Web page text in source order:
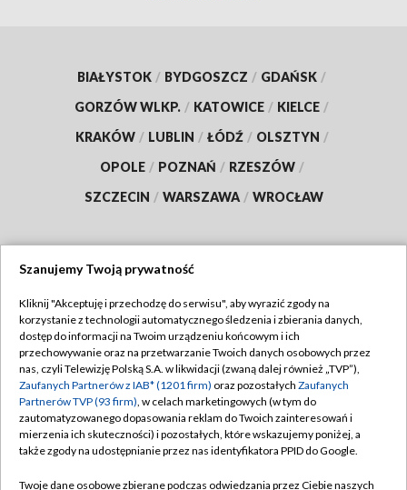
BIAŁYSTOK / BYDGOSZCZ / GDAŃSK /
GORZÓW WLKP. / KATOWICE / KIELCE /
KRAKÓW / LUBLIN / ŁÓDŹ / OLSZTYN /
OPOLE / POZNAŃ / RZESZÓW /
SZCZECIN / WARSZAWA / WROCŁAW
TVP
Abonament TVP
Emisja w TVP
Centrum informacji TVP
Naziemna Telewizja Cyfrowa
Regulamin TVP
Polityka prywatności
Moje zgody
Pomoc
Szanujemy Twoją prywatność
Kliknij "Akceptuję i przechodzę do serwisu", aby wyrazić zgody na
korzystanie z technologii automatycznego śledzenia i zbierania danych,
dostęp do informacji na Twoim urządzeniu końcowym i ich
przechowywanie oraz na przetwarzanie Twoich danych osobowych przez
nas, czyli Telewizję Polską S.A. w likwidacji (zwaną dalej również „TVP”),
Zaufanych Partnerów z IAB* (1201 firm) oraz pozostałych Zaufanych
Partnerów TVP (93 firm), w celach marketingowych (w tym do
zautomatyzowanego dopasowania reklam do Twoich zainteresowań i
mierzenia ich skuteczności) i pozostałych, które wskazujemy poniżej, a
także zgody na udostępnianie przez nas identyfikatora PPID do Google.
Twoje dane osobowe zbierane podczas odwiedzania przez Ciebie naszych